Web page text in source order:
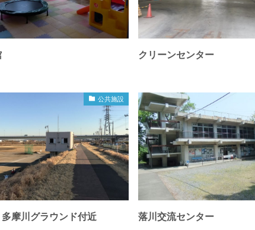
クリーンセンター
公共施設
摩川グラウンド付近 落川交流センター